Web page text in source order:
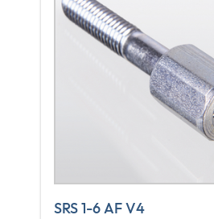
SRS 1-6 AF V4